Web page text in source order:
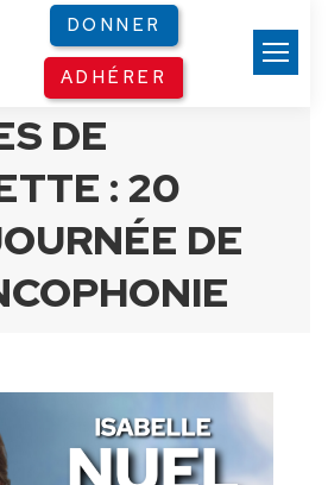
DONNER
ADHÉRER
DE
:20
DE